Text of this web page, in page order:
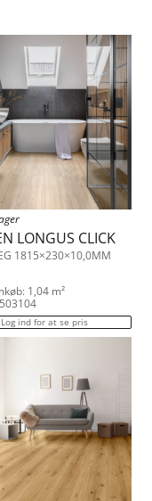
LONGUS CLICK
1815×230×10,0MM
1,04 m²
Log ind for at se pris